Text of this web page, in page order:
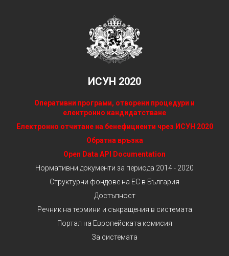
ИСУН 2020
Оперативни програми, отворени процедури и
електронно кандидатстване
Електронно отчитане на бенефициенти чрез ИСУН 2020
Обратна връзка
Open Data API Documentation
Нормативни документи за периода 2014 - 2020
Структурни фондове на ЕС в България
Достъпност
Речник на термини и съкращения в системата
Портал на Европейската комисия
За системата